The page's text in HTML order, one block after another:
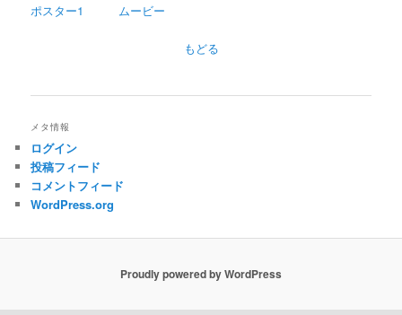
ポスター1 ムービー
もどる
メタ情報
ログイン
投稿フィード
コメントフィード
WordPress.org
Proudly powered by WordPress